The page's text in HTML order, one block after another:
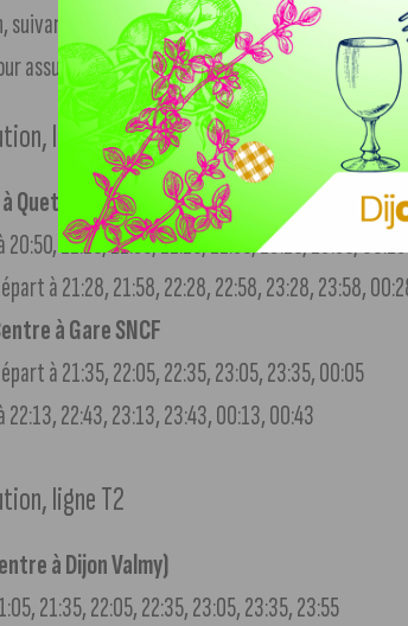
suivant les conditions météo, un salage
assurer la sécurité des piétons.
ligne T1
Quetigny Centre
20:50, 21:20, 21:50, 22:20, 22:50, 23:20, 23:50, 00:15
à 21:28, 21:58, 22:28, 22:58, 23:28, 23:58,
à Gare SNCF
à 21:35, 22:05, 22:35, 23:05, 23:35, 00:05
22:13, 22:43, 23:13, 23:43, 00:13, 00:43
ligne T2
à Dijon Valmy)
21:35, 22:05, 22:35, 23:05, 23:35, 23:55